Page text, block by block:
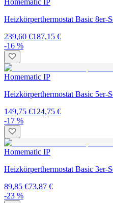
Heizkörperthermostat Basic 8er-
239,60 €187,15 €
-16 %
Homematic IP
Heizkörperthermostat Basic 5er-
149,75 €124,75 €
-17 %
Homematic IP
Heizkörperthermostat Basic 3er-
89,85 €73,87 €
-23 %